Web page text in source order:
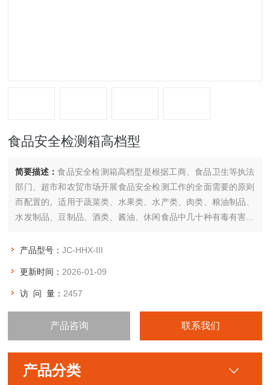
食品安全检测箱高档型
简要描述：食品安全检测箱高档型是根据工商、食品卫生等执法
部门、超市和农贸市场开展食品安全检测工作的全面需要的原则
而配置的。适用于蔬菜类、水果类、水产类、肉类、粮油制品、
水发制品、豆制品、酒类、酱油、休闲食品中几十种有毒有害物
产品型号：JC-HHX-III
更新时间： 2026-01-09
访 问 量： 2457
产品咨询 联系我们
产品分类